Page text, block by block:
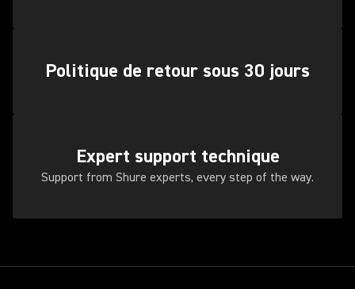
Politique de retour sous 30 jours
Expert support technique
Support from Shure experts, every step of the way.